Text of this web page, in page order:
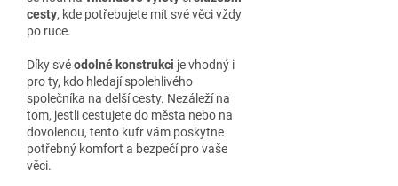
cesty, kde potřebujete mít své věci vždy
po ruce.
Díky svéodolné konstrukci je vhodný i
pro ty, kdo hledají spolehlivého
společníka na delší cesty. Nezáleží na
tom, jestli cestujete do města nebo na
dovolenou, tento kufr vám poskytne
potřebný komfort a bezpečí pro vaše
věci.